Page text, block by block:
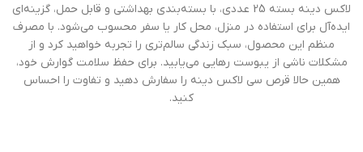
لاکس دینه بسته 25 عددی، با بسته‌بندی بهداشتی و قابل حمل، گزینه‌ای
ایده‌آل برای استفاده در منزل، محل کار یا سفر محسوب می‌شود. با مصرف
منظم این محصول، سبک زندگی سالم‌تری را تجربه خواهید کرد و از
مشکلات ناشی از یبوست رهایی می‌یابید. برای حفظ سلامت گوارش خود،
همین حالا قرص سی لاکس دینه را سفارش دهید و تفاوت را احساس
کنید.